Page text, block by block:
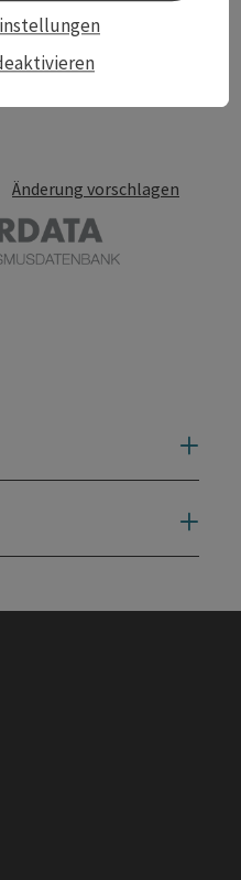
Beitrag drucken
In der Nähe
Änderung vorschlagen